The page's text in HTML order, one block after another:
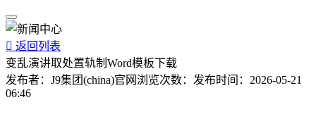
 返回列表
变乱演讲取处置轨制Word模板下载
发布者： J9集团(china)官网 浏览次数： 发布时间： 2026-05-21
06:46